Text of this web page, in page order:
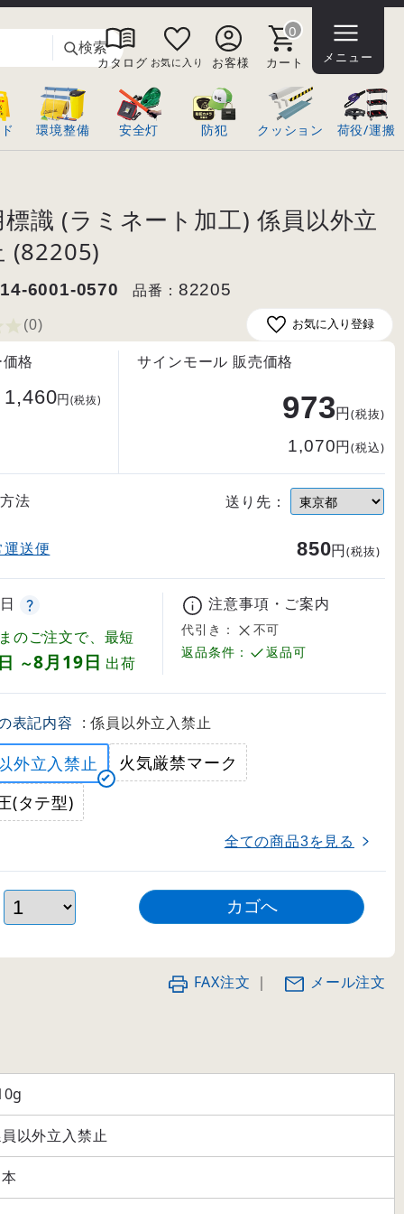
検索
カタログ お気に入り お客様
0
カート メニュー
環境整備 安全灯 防犯 クッション 荷役/運搬
識 (ラミネート加工) 係員以外立
(82205)
6001-0570 品番： 82205
(0) お気に入り登録
格
1,460円(税抜)
サインモール 販売価格
973円(税抜)
1,070円(税込)
法 送り先：
運送便 850円(税抜)
のご注文で、最短
～8月19日 出荷
注意事項・ご案内
代引き：
不可
返品条件：
返品可
表記内容 : 係員以外立入禁止
外立入禁止
火気厳禁マーク
(タテ型)
全ての商品3を見る
FAX注文 ｜ メール注文
以外立入禁止